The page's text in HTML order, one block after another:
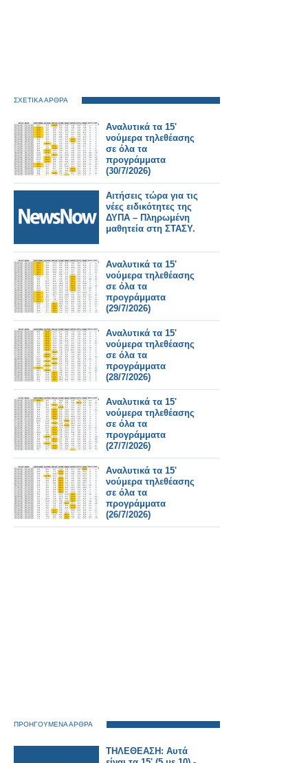
ΣΧΕΤΙΚΑ ΑΡΘΡΑ
Αναλυτικά τα 15'
νούμερα τηλεθέασης
σε όλα τα
προγράμματα
(30/7/2026)
Αιτήσεις τώρα για τις
νέες ειδικότητες της
ΔΥΠΑ – Πληρωμένη
μαθητεία στη ΣΤΑΣΥ.
Αναλυτικά τα 15'
νούμερα τηλεθέασης
σε όλα τα
προγράμματα
(29/7/2026)
Αναλυτικά τα 15'
νούμερα τηλεθέασης
σε όλα τα
προγράμματα
(28/7/2026)
Αναλυτικά τα 15'
νούμερα τηλεθέασης
σε όλα τα
προγράμματα
(27/7/2026)
Αναλυτικά τα 15'
νούμερα τηλεθέασης
σε όλα τα
προγράμματα
(26/7/2026)
ΠΡΟΗΓΟΥΜΕΝΑ ΑΡΘΡΑ
ΤΗΛΕΘΕΑΣΗ: Αυτά